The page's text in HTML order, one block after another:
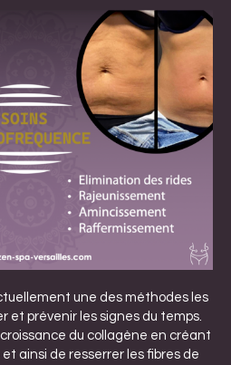
une des méthodes les
et prévenir les signes du temps.
du collagène en créant
ainsi de resserrer les fibres de